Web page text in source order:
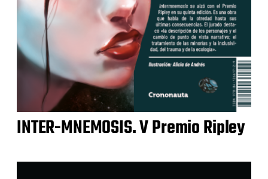
INTER-MNEMOSIS. V Premio Ripley